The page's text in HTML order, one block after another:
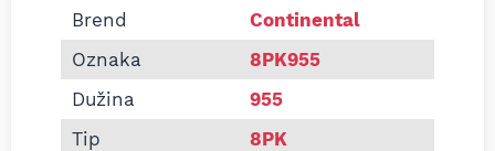
Brend
Continental
Oznaka
8PK955
Dužina
955
Tip
8PK